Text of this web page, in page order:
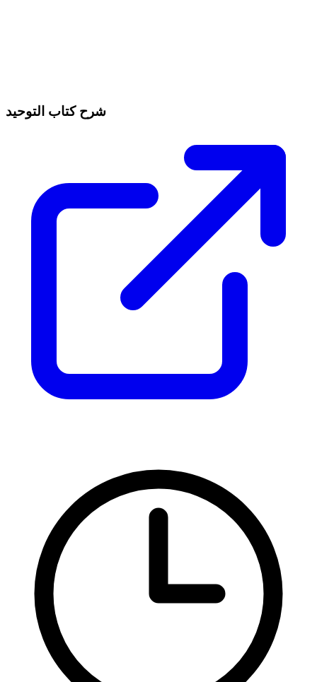
شرح كتاب التوحيد